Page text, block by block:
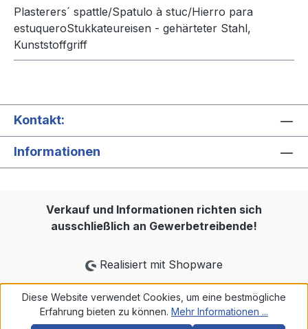
Plasterers´ spattle/Spatulo à stuc/Hierro para
estuqueroStukkateureisen - gehärteter Stahl,
Kunststoffgriff
Kontakt:
Informationen
Verkauf und Informationen richten sich
ausschließlich an Gewerbetreibende!
Realisiert mit Shopware
Diese Website verwendet Cookies, um eine bestmögliche
Erfahrung bieten zu können. Mehr Informationen ...